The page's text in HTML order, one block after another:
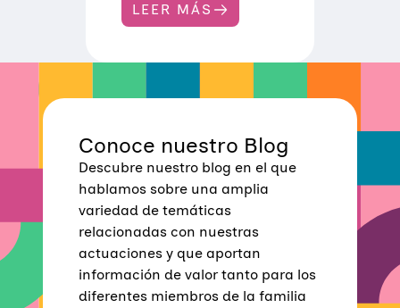
LEER MÁS
:
C
R
S
N
S
A
B
I
L
I
A
D
C
Conoce nuestro Blog
Descubre nuestro blog en el que
hablamos sobre una amplia
variedad de temáticas
relacionadas con nuestras
actuaciones y que aportan
información de valor tanto para los
diferentes miembros de la familia